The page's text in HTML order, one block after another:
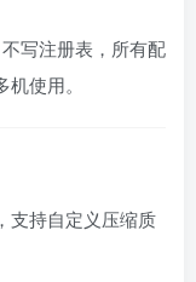
写注册表，所有配
使用。
支持自定义压缩质